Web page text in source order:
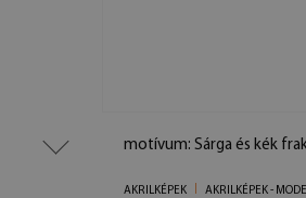
motívum: Sárga és kék
AKRILKÉPEK
AKRILKÉPEK -